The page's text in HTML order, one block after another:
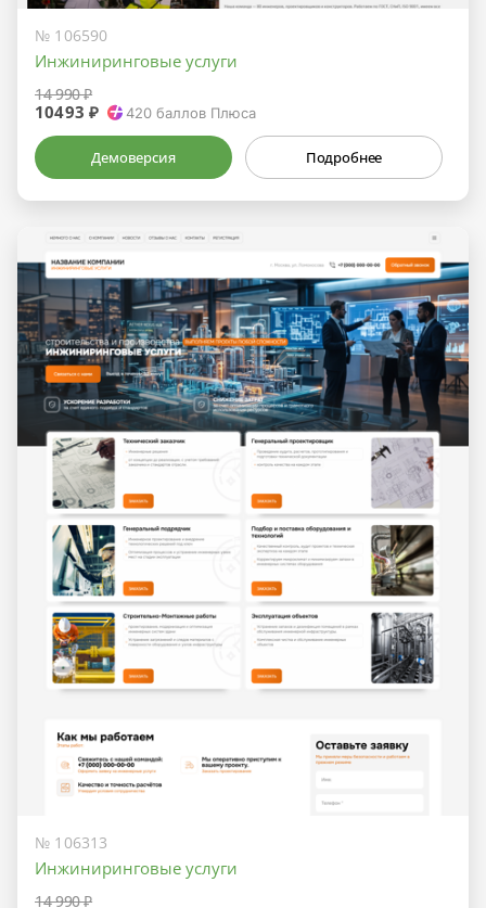
№ 106590
Инжиниринговые услуги
14 990 ₽
10493 ₽ 420 баллов Плюса
Демоверсия Подробнее
№ 106313
Инжиниринговые услуги
14 990 ₽